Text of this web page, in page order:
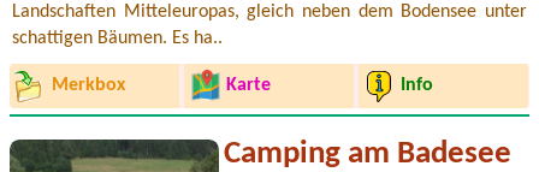
Landschaften Mitteleuropas, gleich neben dem Bodensee unter
schattigen Bäumen. Es ha..
Merkbox Karte Info
Camping am Badesee